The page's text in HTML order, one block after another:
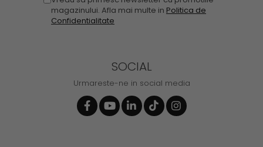
magazinului. Afla mai multe in Politica de
Confidentialitate
SOCIAL
Urmareste-ne in social media